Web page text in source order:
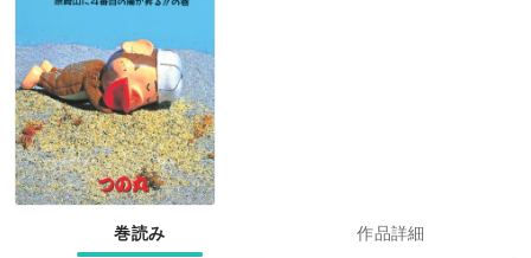
巻読み 作品詳細